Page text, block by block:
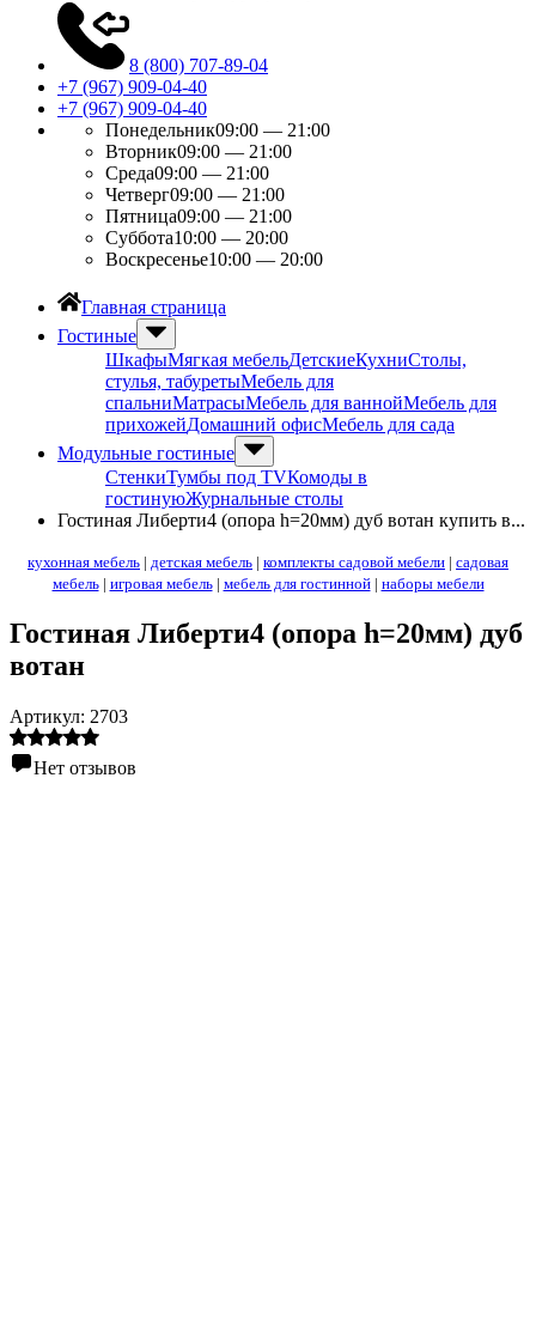
8 (800) 707-89-04
+7 (967) 909-04-40
+7 (967) 909-04-40
Понедельник09:00 — 21:00
Вторник09:00 — 21:00
Среда09:00 — 21:00
Четверг09:00 — 21:00
Пятница09:00 — 21:00
Суббота10:00 — 20:00
Воскресенье10:00 — 20:00
Главная страница
Гостиные
ШкафыМягкая мебельДетскиеКухниСтолы,
стулья, табуретыМебель для
спальниМатрасыМебель для ваннойМебель для
прихожейДомашний офисМебель для сада
Модульные гостиные
СтенкиТумбы под ТVКомоды в
гостинуюЖурнальные столы
Гостиная Либерти4 (опора h=20мм) дуб вотан купить в...
кухонная мебель | детская мебель | комплекты садовой мебели | садовая
мебель| игровая мебель| мебель для гостинной| наборы мебели
Гостиная Либерти4 (опора h=20мм) дуб
вотан
Артикул: 2703
Нет отзывов